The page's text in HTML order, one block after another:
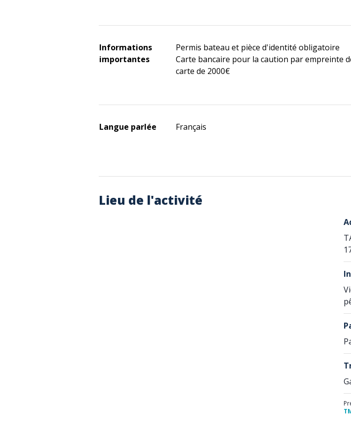
Informations
importantes
Permis bateau et pièce d'identité obligatoire
Carte bancaire pour la caution par empreinte
carte de 2000€
Langue parlée Français
Lieu de l'activité